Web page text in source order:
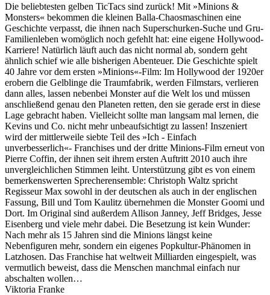
Die beliebtesten gelben TicTacs sind zurück! Mit »Minions &
Monsters« bekommen die kleinen Balla-Chaosmaschinen eine
Geschichte verpasst, die ihnen nach Superschurken-Suche und Gru-
Familienleben womöglich noch gefehlt hat: eine eigene Hollywood-
Karriere! Natürlich läuft auch das nicht normal ab, sondern geht
ähnlich schief wie alle bisherigen Abenteuer. Die Geschichte spielt
40 Jahre vor dem ersten »Minions«-Film: Im Hollywood der 1920er
erobern die Gelblinge die Traumfabrik, werden Filmstars, verlieren
dann alles, lassen nebenbei Monster auf die Welt los und müssen
anschließend genau den Planeten retten, den sie gerade erst in diese
Lage gebracht haben. Vielleicht sollte man langsam mal lernen, die
Kevins und Co. nicht mehr unbeaufsichtigt zu lassen! Inszeniert
wird der mittlerweile siebte Teil des »Ich - Einfach
unverbesserlich«- Franchises und der dritte Minions-Film erneut von
Pierre Coffin, der ihnen seit ihrem ersten Auftritt 2010 auch ihre
unvergleichlichen Stimmen leiht. Unterstützung gibt es von einem
bemerkenswerten Sprecherensemble: Christoph Waltz spricht
Regisseur Max sowohl in der deutschen als auch in der englischen
Fassung, Bill und Tom Kaulitz übernehmen die Monster Goomi und
Dort. Im Original sind außerdem Allison Janney, Jeff Bridges, Jesse
Eisenberg und viele mehr dabei. Die Besetzung ist kein Wunder:
Nach mehr als 15 Jahren sind die Minions längst keine
Nebenfiguren mehr, sondern ein eigenes Popkultur-Phänomen in
Latzhosen. Das Franchise hat weltweit Milliarden eingespielt, was
vermutlich beweist, dass die Menschen manchmal einfach nur
abschalten wollen…
Viktoria Franke